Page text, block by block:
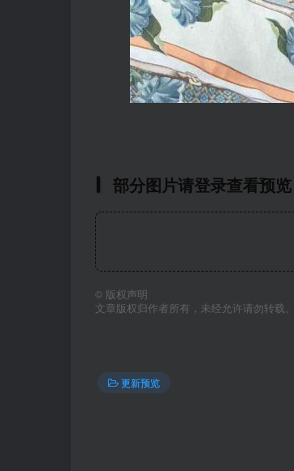
部分图片请登录查看预览
© 版权声明
文章版权归作者所有，未经允许请勿转载。
更新预览